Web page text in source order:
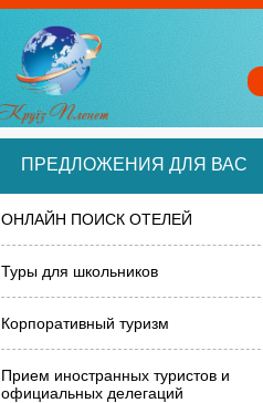
ПРЕДЛОЖЕНИЯ ДЛЯ ВАС
ОНЛАЙН ПОИСК ОТЕЛЕЙ
Туры для школьников
Корпоративный туризм
Прием иностранных туристов и
официальных делегаций